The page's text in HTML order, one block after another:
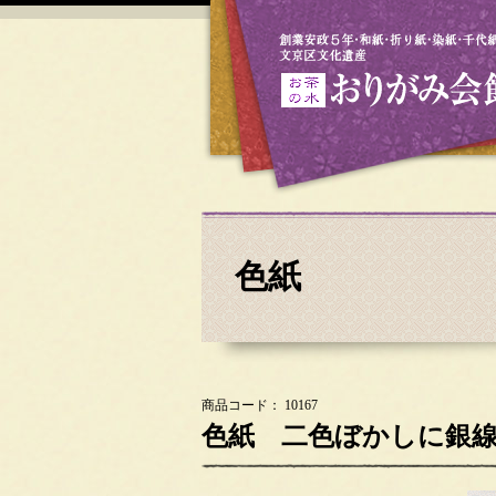
色紙
商品コード： 10167
色紙 二色ぼかしに銀